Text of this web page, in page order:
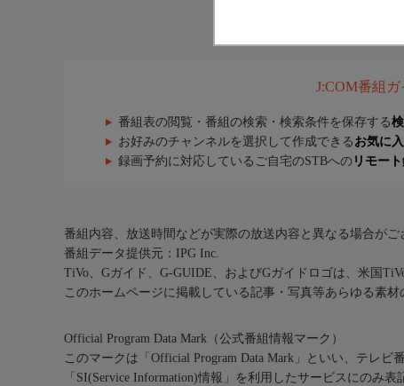
J:COM番組
番組表の閲覧・番組の検索・検索条件を保存する
お好みのチャンネルを選択して作成できる お気に
録画予約に対応しているご自宅のSTBへの リモー
番組内容、放送時間などが実際の放送内容と異なる場合がご
番組データ提供元：IPG Inc.
TiVo、Gガイド、G-GUIDE、およびGガイドロゴは、米国
このホームページに掲載している記事・写真等あらゆる素材
Official Program Data Mark（公式番組情報マーク）
このマークは「Official Program Data Mark」といい、テレビ
「SI(Service Information)情報」を利用したサービスにのみ表